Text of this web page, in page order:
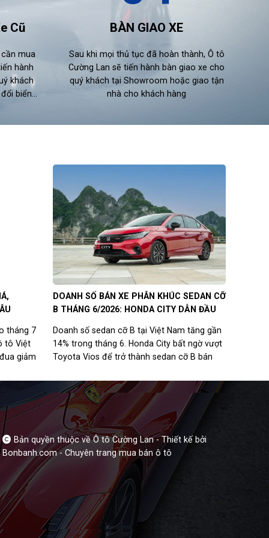
Cũ
mua
hành
khách
biển...
BÀN GIAO XE
Sau khi mọi thủ tục đã hoàn thành, Ô tô
Cường Lan sẽ tiến hành bàn giao xe cho
quý khách tại Showroom hoặc giao tận
nhà cho khách hàng
tháng 7
tô Việt
giảm
ưu đãi
DOANH SỐ BÁN XE PHÂN KHÚC SEDAN CỠ
B THÁNG 6/2026: HONDA CITY DẪN ĐẦU
Doanh số sedan cỡ B tại Việt Nam tăng gần
14% trong tháng 6. Honda City bất ngờ vượt
Toyota Vios để trở thành sedan cỡ B bán
Bản quyền thuộc về Ô tô Cường Lan -Thiết kế bởi
Bonbanh.com - Chuyên trang mua bán ô tô